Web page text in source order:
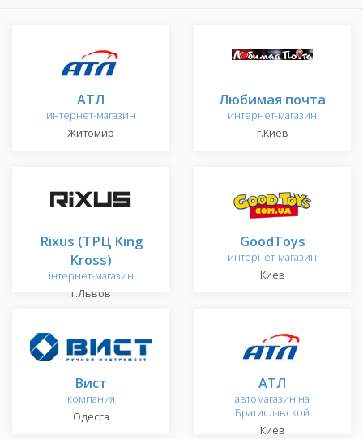
АТЛ
интернет-магазин
Житомир
Любимая почта
интернет-магазин
г.Киев
Rixus (ТРЦ King
Kross)
інтернет-магазин
г.Львов
GoodToys
интернет-магазин
Киев
Вист
компания
Одесса
АТЛ
автомагазин на
Братиславской
Киев